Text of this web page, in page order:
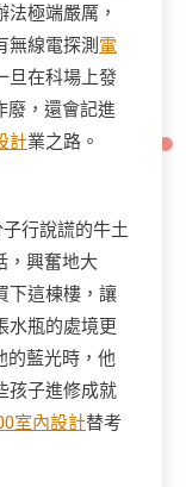
極端嚴厲，
無線電探測 電
旦在科場上發
廢，還會記進
計業之路。
行說謊的牛土
，興奮地大
下這棟樓，讓
水瓶的處境更
的藍光時，他
孩子進修成就
室內設計替考